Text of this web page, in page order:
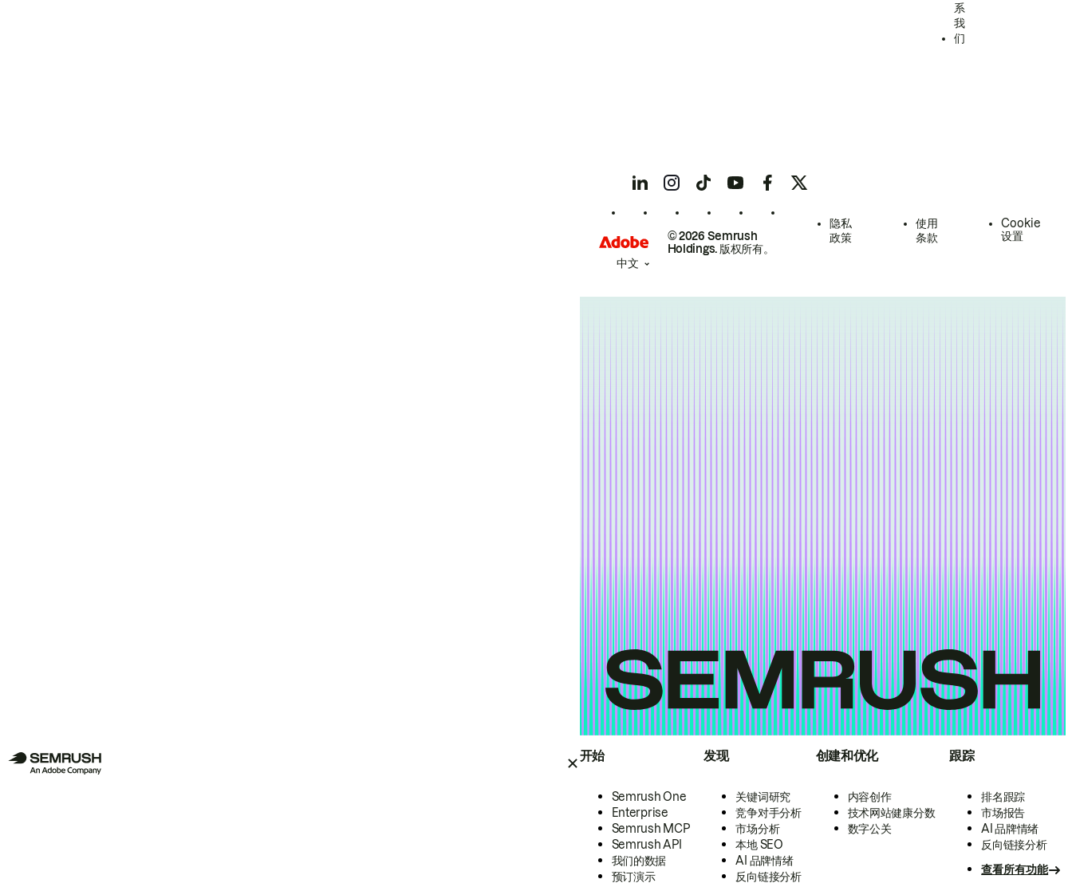
开始
Semrush One
Enterprise
Semrush MCP
Semrush API
我们的数据
预订演示
发现
关键词研究
竞争对手分析
市场分析
本地 SEO
AI 品牌情绪
反向链接分析
创建和优化
内容创作
技术网站健康分数
数字公关
跟踪
排名跟踪
市场报告
AI 品牌情绪
反向链接分析
查看所有功能
系
我
们
© 2026 Semrush
Holdings. 版权所有。
隐私
政策
使用
条款
Cookie
设置
中文